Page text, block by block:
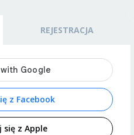
REJESTRACJA
z Facebook
się z Apple